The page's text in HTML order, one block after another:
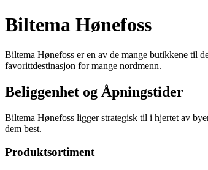
Biltema Hønefoss
Biltema Hønefoss er en av de mange butikkene til
favorittdestinasjon for mange nordmenn.
Beliggenhet og Åpningstider
Biltema Hønefoss ligger strategisk til i hjertet av
dem best.
Produktsortiment